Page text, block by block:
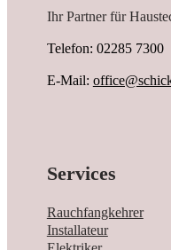
Ihr Partner für
Telefon: 02285 7300
E-Mail:
Services
Rauchfangkehrer
Installateur